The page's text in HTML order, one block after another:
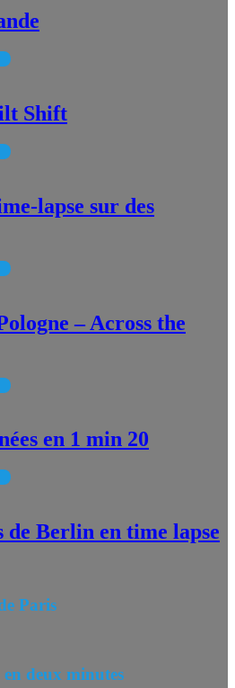
Shift
lapse sur des
– Across the
en 1 min 20
de Berlin en time lapse
Paris
deux minutes